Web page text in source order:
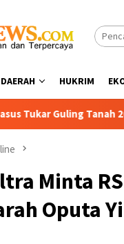
DAERAH HUKRIM
Solonsa Morowali
Minta
Oputa